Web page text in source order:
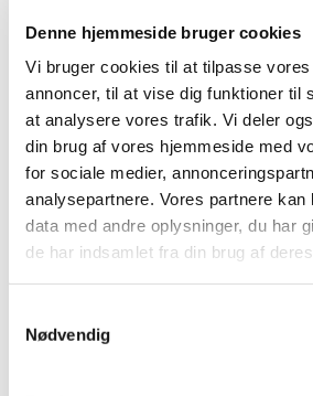
Denne hjemmeside bruger cookies
Vi bruger cookies til at tilpasse vores
annoncer, til at vise dig funktioner til
at analysere vores trafik. Vi deler
din brug af vores hjemmeside med
for sociale medier,
analysepartnere. Vores partnere kan
data med andre oplysninger, du har
de har indsamlet fra din brug af
Nødvendig
På en rejse rundt i Danmark kom den
Slot og ville velsagtens se de adelige
Denne var imidlertid låst, så han gik
nærheden og spurgte efter nøglen. ”Gå
skuelmæjsteren,” blev der sagt, og
Brøgger (billedet) til at vise kirken
I våbenhuset fik Marryat øje på en
nogle skrifttegn på, og han mente det
anbragt på dens nuværende plads.